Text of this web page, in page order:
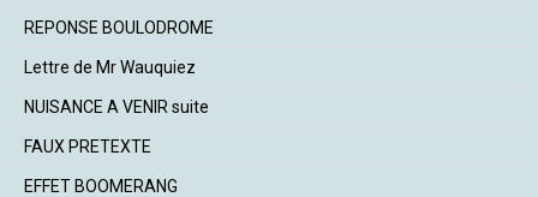
REPONSE BOULODROME
Lettre de Mr Wauquiez
NUISANCE A VENIR suite
FAUX PRETEXTE
EFFET BOOMERANG